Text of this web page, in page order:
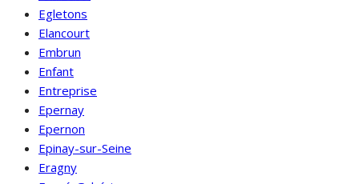
Egletons
Elancourt
Embrun
Enfant
Entreprise
Epernay
Epernon
Epinay-sur-Seine
Eragny